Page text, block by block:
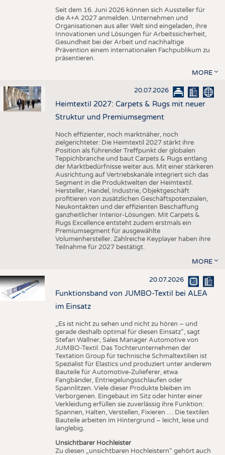
Seit dem 16. Juni 2026 können sich Aussteller für
die A+A 2027 anmelden. Unternehmen und
Organisationen aus aller Welt sind eingeladen, ihre
Innovationen und Lösungen für Arbeitssicherheit,
Gesundheit bei der Arbeit und nachhaltige
Prävention einem internationalen Fachpublikum zu
präsentieren.
MORE
20.07.2026
Heimtextil 2027: Carpets & Rugs mit neuer
Struktur und Premiumsegment
Noch effizienter, noch marktnäher, noch
zielgerichteter: Die Heimtextil 2027 stärkt ihre
Position als führender Treffpunkt der globalen
Teppichbranche und baut Carpets & Rugs entlang
der Marktbedürfnisse weiter aus. Mit einer stärkeren
Ausrichtung auf Vertriebskanäle integriert sich das
Segment in die Produktwelten der Heimtextil.
Hersteller, Handel, Industrie, Objektgeschäft
profitieren von zusätzlichen Geschäftspotenzialen,
Neukontakten und der effizienten Beschaffung
ganzheitlicher Interior-Lösungen. Mit Carpets &
Rugs Excellence entsteht zudem erstmals ein
Premiumsegment für ausgewählte
Volumenhersteller. Zahlreiche Keyplayer haben ihre
Teilnahme für 2027 bestätigt.
MORE
20.07.2026
Funktionsband von JUMBO-Textil bei ALEA
im Einsatz
„Es ist nicht zu sehen und nicht zu hören – und
gerade deshalb optimal für diesen Einsatz“, sagt
Stefan Wallner, Sales Manager Automotive von
JUMBO-Textil. Das Tochterunternehmen der
Textation Group für technische Schmaltextilien ist
Spezialist für Elastics und produziert unter anderem
Bauteile für Automotive-Zulieferer, etwa
Fangbänder, Entriegelungsschlaufen oder
Spannlitzen. Viele dieser Produkte bleiben im
Verborgenen. Eingebaut im Sitz oder hinter einer
Verkleidung erfüllen sie zuverlässig ihre Funktion:
Spannen, Halten, Verstellen, Fixieren … Die textilen
Bauteile arbeiten im Hintergrund – leicht, leise und
langlebig.
Unsichtbarer Hochleister
Zu diesen „unsichtbaren Hochleistern“ gehört auch